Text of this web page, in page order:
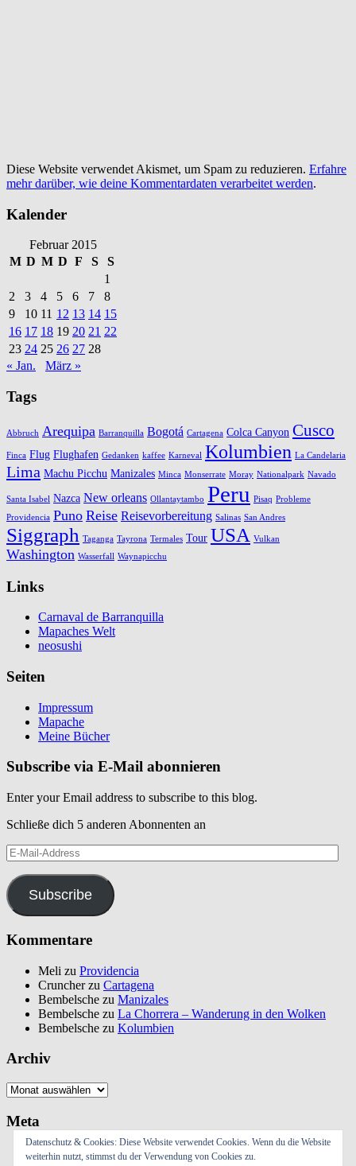
Diese Website verwendet Akismet, um Spam zu reduzieren. Erfahre
mehr darüber, wie deine Kommentardaten verarbeitet werden.
Kalender
Februar 2015
M D M D F S
S
1
2
3 4 5 6 7
8
9
10 11 12 13 14 15
16 17 18 19 20 21 22
23 24 25 26 27 28
« Jan.
März »
Tags
Abbruch Arequipa Barranquilla Bogotá Cartagena Colca Canyon Cusco
Finca Flug Flughafen Gedanken kaffee Karneval Kolumbien La Candelaria
Lima Machu Picchu Manizales Minca Monserrate Moray Nationalpark Navado
Santa Isabel Nazca New orleans Ollantaytambo Peru Pisaq Probleme
Providencia Puno Reise Reisevorbereitung Salinas San Andres
Siggraph Taganga Tayrona Termales Tour USA Vulkan
Washington Wasserfall Waynapicchu
Links
Carnaval de Barranquilla
Mapaches Welt
neosushi
Seiten
Impressum
Mapache
Meine Bücher
Subscribe via E-Mail abonnieren
Enter your Email address to subscribe to this blog.
Schließe dich 5 anderen Abonnenten an
E-
Mail-
Address
Subscribe
Kommentare
Meli zu Providencia
Cruncherzu Cartagena
Bembelsche zu Manizales
Bembelsche zu La Chorrera – Wanderung in den Wolken
Bembelsche zu Kolumbien
Archiv
Archiv
Meta
Anmelden
Datenschutz & Cookies: Diese Website verwendet Cookies. Wenn du die Website
weiterhin nutzt, stimmst du der Verwendung von Cookies zu.